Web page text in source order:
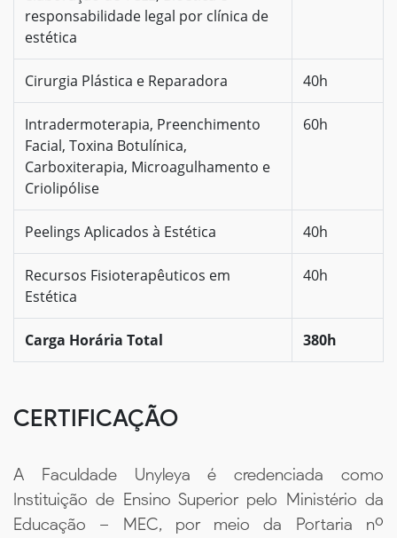
responsabilidade legal por clínica de
estética
Cirurgia Plástica e Reparadora 40h
Intradermoterapia, Preenchimento
Facial, Toxina Botulínica,
Carboxiterapia, Microagulhamento e
Criolipólise
60h
Peelings Aplicados à Estética 40h
Recursos Fisioterapêuticos em
Estética
40h
Carga Horária Total 380h
CERTIFICAÇÃO
A Faculdade Unyleya é credenciada como
Instituição de Ensino Superior pelo Ministério da
Educação – MEC, por meio da Portaria nº